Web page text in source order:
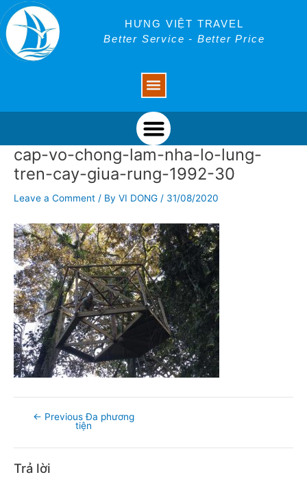
Skip
to
content
HƯNG VIỆT TRAVEL
Better Service - Better Price
Menu
cap-vo-chong-lam-nha-lo-lung-
tren-cay-giua-rung-1992-30
Leave a Comment / By VI DONG / 31/08/2020
Post
navigation
← Previous Đa phương
tiện
Trả lời